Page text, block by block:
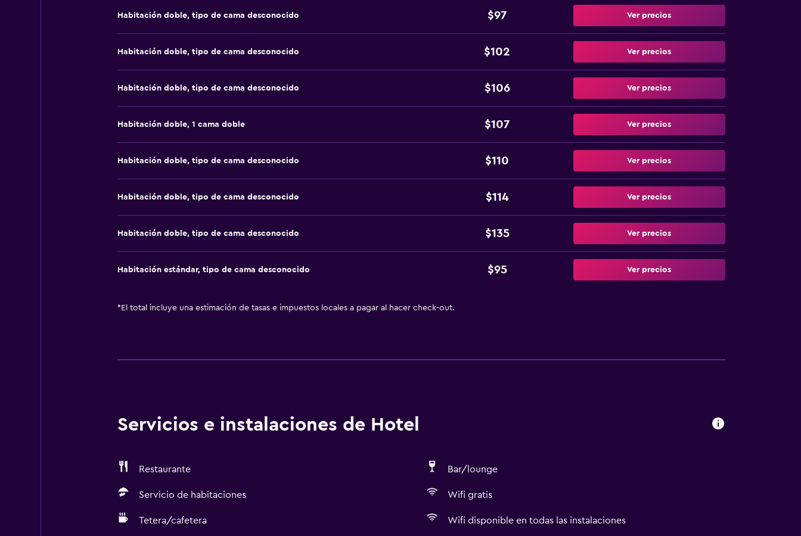
Habitación doble, tipo de cama desconocido $97 Ver precios
Habitación doble, tipo de cama desconocido $102 Ver precios
Habitación doble, tipo de cama desconocido $106 Ver precios
Habitación doble, 1 cama doble $107 Ver precios
Habitación doble, tipo de cama desconocido $110 Ver precios
Habitación doble, tipo de cama desconocido $114 Ver precios
Habitación doble, tipo de cama desconocido $135 Ver precios
Habitación estándar, tipo de cama desconocido $95 Ver precios
* El total incluye una estimación de tasas e impuestos locales a pagar al hacer check-out.
Servicios e instalaciones de Hotel
Restaurante Bar/lounge
Servicio de habitaciones Wifi gratis
Tetera/cafetera Wifi disponible en todas las instalaciones